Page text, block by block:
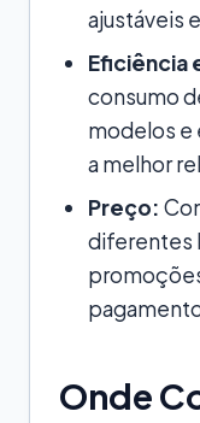
ajustáveis
Eficiência
consumo
modelos e
a melhor
Preço:
diferentes
Onde